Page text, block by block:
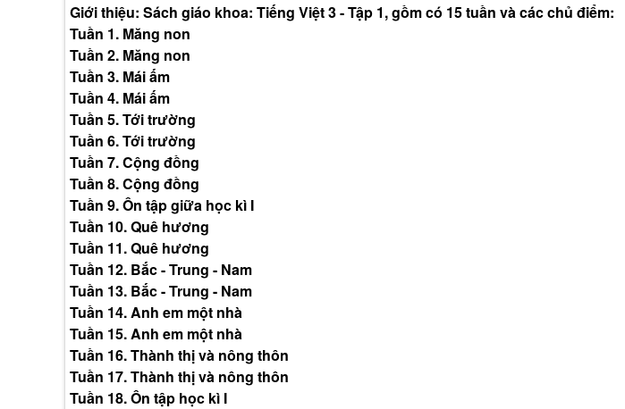
Giới thiệu: Sách giáo khoa: Tiếng Việt 3 - Tập 1, gồm có 15 tuần và các chủ điểm:
Tuần 1. Măng non
Tuần 2. Măng non
Tuần 3. Mái ấm
Tuần 4. Mái ấm
Tuần 5. Tới trường
Tuần 6. Tới trường
Tuần 7. Cộng đồng
Tuần 8. Cộng đồng
Tuần 9. Ôn tập giữa học kì I
Tuần 10. Quê hương
Tuần 11. Quê hương
Tuần 12. Bắc - Trung - Nam
Tuần 13. Bắc - Trung - Nam
Tuần 14. Anh em một nhà
Tuần 15. Anh em một nhà
Tuần 16. Thành thị và nông thôn
Tuần 17. Thành thị và nông thôn
Tuần 18. Ôn tập học kì I